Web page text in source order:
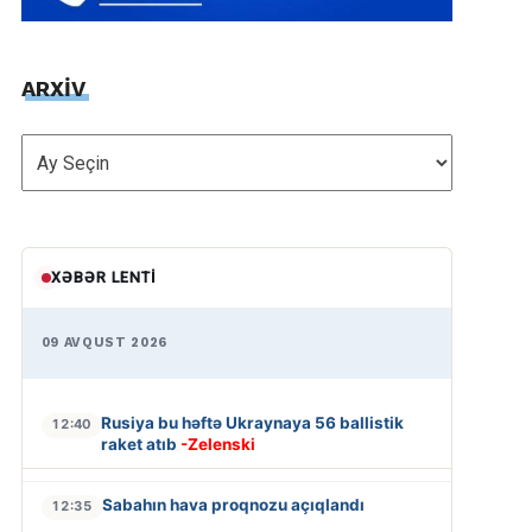
ARXİV
ARXİV
XƏBƏR LENTI
09 AVQUST 2026
12:40
Rusiya bu həftə Ukraynaya 56 ballistik
raket atıb -Zelenski
12:35 Sabahın hava proqnozu açıqlandı